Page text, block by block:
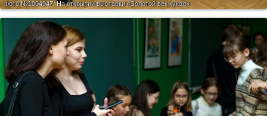
Фото №1004947.На открытии выставки «Золотой век кукол»